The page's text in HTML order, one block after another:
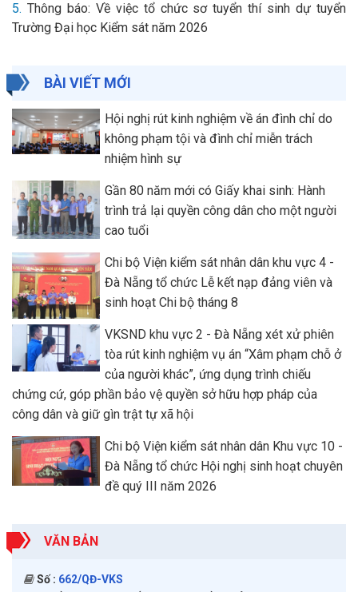
5. Thông báo: Về việc tổ chức sơ tuyển thí sinh dự tuyển
Trường Đại học Kiểm sát năm 2026
BÀI VIẾT MỚI
Hội nghị rút kinh nghiệm về án đình chỉ do
không phạm tội và đình chỉ miễn trách
nhiệm hình sự
Gần 80 năm mới có Giấy khai sinh: Hành
trình trả lại quyền công dân cho một người
cao tuổi
Chi bộ Viện kiểm sát nhân dân khu vực 4 -
Đà Nẵng tổ chức Lễ kết nạp đảng viên và
sinh hoạt Chi bộ tháng 8
VKSND khu vực 2 - Đà Nẵng xét xử phiên
tòa rút kinh nghiệm vụ án “Xâm phạm chỗ ở
của người khác”, ứng dụng trình chiếu
chứng cứ, góp phần bảo vệ quyền sở hữu hợp pháp của
công dân và giữ gìn trật tự xã hội
Chi bộ Viện kiểm sát nhân dân Khu vực 10 -
Đà Nẵng tổ chức Hội nghị sinh hoạt chuyên
đề quý III năm 2026
VĂN BẢN
Số : 662/QĐ-VKS